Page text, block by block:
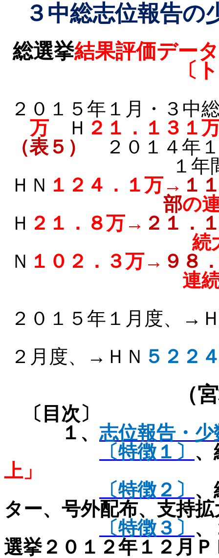
３中総志位報告の
総選挙結果評価データ
〔
２０１５年１月・３中
万Ｈ ２１．１３１
（表５）
２０１４年
１年
ＨＮ １２４．１万→ １
部の
Ｈ ２１．８万→ ２１．
続
Ｎ １０２．３万→ ９８
連
２０１５年１月度、→
２月度、→ＨＮ ５２２
（
〔目次〕
１、 志位報告・
〔特徴１〕
上」
〔特徴２〕
ター、号外配布、支持
〔特徴３〕 、
選挙２０１２年１２月